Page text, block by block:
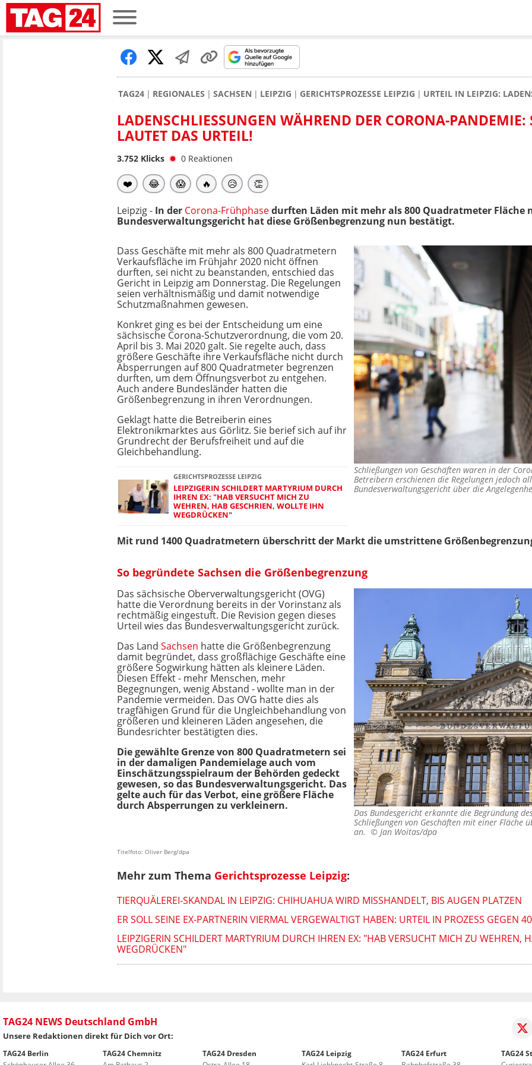
TAG24 REGIONALES SACHSEN LEIPZIG GERICHTSPROZESSE LEIPZIG URTEIL IN LEIPZIG:
LADENSCHLIESSUNGEN WÄHREND DER CORONA-PANDEMIE:
AUTET DAS URTEIL!
3.752 Klicks 0 Reaktionen
❤️ 😂 😱 🔥 😥 👏
Leipzig - In der Corona-Frühphasedurften Läden mit mehr als 800 Quadratmeter Fläche
Bundesverwaltungsgericht hat diese Größenbegrenzung nun bestätigt.
Schließungen von Geschäften waren in der
Betreibern erschienen die Regelungen jedoch
Bundesverwaltungsgericht über die
Dass Geschäfte mit mehr als 800 Quadratmetern
Verkaufsfläche im Frühjahr 2020 nicht öffnen
durften, sei nicht zu beanstanden, entschied das
Gericht in Leipzig am Donnerstag. Die Regelungen
seien verhältnismäßig und damit notwendige
Schutzmaßnahmen gewesen.
Konkret ging es bei der Entscheidung um eine
sächsische Corona-Schutzverordnung, die vom 20.
April bis 3. Mai 2020 galt. Sie regelte auch, dass
größere Geschäfte ihre Verkaufsfläche nicht durch
Absperrungen auf 800 Quadratmeter begrenzen
durften, um dem Öffnungsverbot zu entgehen.
Auch andere Bundesländer hatten die
Größenbegrenzung in ihren Verordnungen.
Geklagt hatte die Betreiberin eines
Elektronikmarktes aus Görlitz. Sie berief sich auf ihr
Grundrecht der Berufsfreiheit und auf die
Gleichbehandlung.
GERICHTSPROZESSE LEIPZIG
LEIPZIGERIN SCHILDERT MARTYRIUM DURCH
IHREN EX: "HAB VERSUCHT MICH ZU
WEHREN, HAB GESCHRIEN, WOLLTE IHN
WEGDRÜCKEN"
Mit rund 1400 Quadratmetern überschritt der Markt die umstrittene
So begründete Sachsen die Größenbegrenzung
Das Bundesgericht erkannte die Begründung
Schließungen von Geschäften mit einer
an. © Jan Woitas/dpa
Das sächsische Oberverwaltungsgericht (OVG)
hatte die Verordnung bereits in der Vorinstanz als
rechtmäßig eingestuft. Die Revision gegen dieses
Urteil wies das Bundesverwaltungsgericht zurück.
Das Land Sachsen hatte die Größenbegrenzung
damit begründet, dass großflächige Geschäfte eine
größere Sogwirkung hätten als kleinere Läden.
Diesen Effekt - mehr Menschen, mehr
Begegnungen, wenig Abstand - wollte man in der
Pandemie vermeiden. Das OVG hatte dies als
tragfähigen Grund für die Ungleichbehandlung von
größeren und kleineren Läden angesehen, die
Bundesrichter bestätigten dies.
Die gewählte Grenze von 800 Quadratmetern sei
in der damaligen Pandemielage auch vom
Einschätzungsspielraum der Behörden gedeckt
gewesen, so das Bundesverwaltungsgericht. Das
gelte auch für das Verbot, eine größere Fläche
durch Absperrungen zu verkleinern.
Titelfoto: Oliver Berg/dpa
Mehr zum Thema Gerichtsprozesse Leipzig:
TIERQUÄLEREI-SKANDAL IN LEIPZIG: CHIHUAHUA WIRD MISSHANDELT, BIS AUGEN PLATZEN
ER SOLL SEINE EX-PARTNERIN VIERMAL VERGEWALTIGT HABEN: URTEIL IN PROZESS GEGEN
LEIPZIGERIN SCHILDERT MARTYRIUM DURCH IHREN EX: "HAB VERSUCHT MICH ZU WEHREN,
WEGDRÜCKEN"
TAG24 NEWS Deutschland GmbH
Unsere Redaktionen direkt für Dich vor Ort:
TAG24 Berlin
TAG24 Chemnitz
TAG24 Dresden
TAG24 Leipzig
TAG24 Erfurt
TAG24